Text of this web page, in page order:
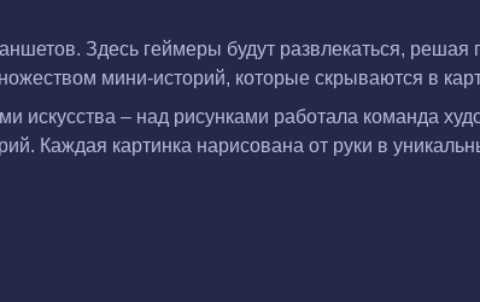
Здесь геймеры будут развлекаться,
мини-историй, которые скрываются в
– над рисунками работала команда
Каждая картинка нарисована от руки в